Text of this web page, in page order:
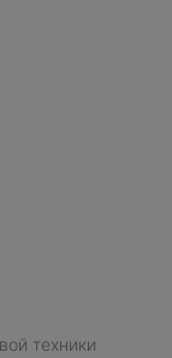
техники